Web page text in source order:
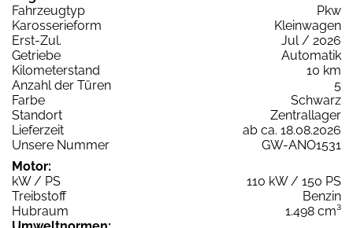
Fahrzeugtyp
Pkw
Karosserieform
Kleinwagen
Erst-Zul.
Jul / 2026
Getriebe
Automatik
Kilometerstand
10 km
Anzahl der Türen
5
Farbe
Schwarz
Standort
Zentrallager
Lieferzeit
ab ca. 18.08.2026
Unsere Nummer
GW-ANO1531
Motor:
kW / PS
110 kW / 150 PS
Treibstoff
Benzin
Hubraum
1.498 cm³